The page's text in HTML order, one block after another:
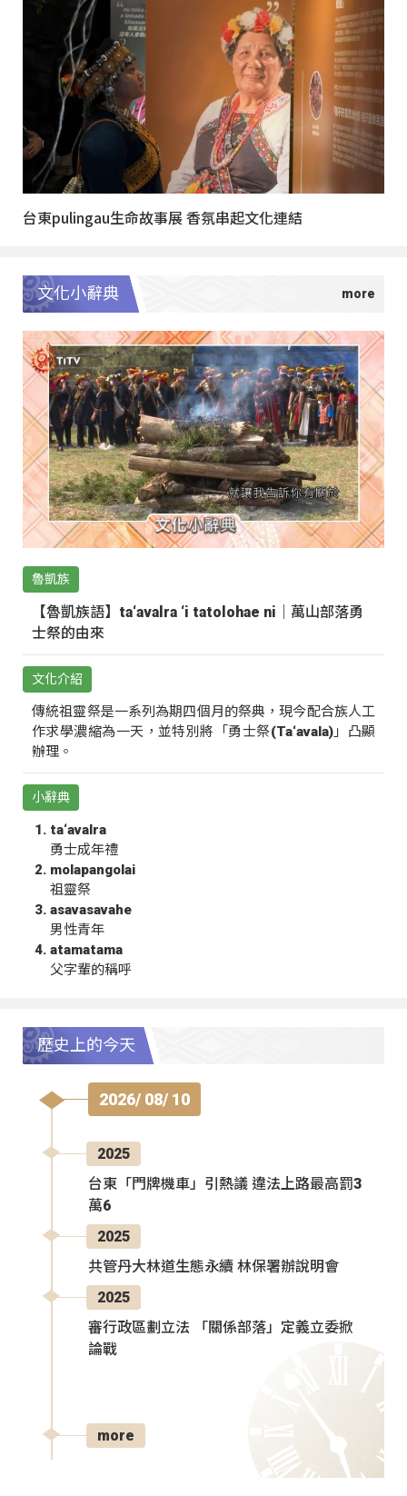
台東pulingau生命故事展 香氛串起文化連結
文化小辭典
魯凱族
【魯凱族語】ta‘avalra ‘i tatolohae ni｜萬山部落勇
士祭的由來
文化介紹
傳統祖靈祭是一系列為期四個月的祭典，現今配合族人工
作求學濃縮為一天，並特別將「勇士祭(Ta‘avala)」凸顯
辦理。
小辭典
ta‘avalra
勇士成年禮
molapangolai
祖靈祭
asavasavahe
男性青年
atamatama
父字輩的稱呼
歷史上的今天
2026/ 08/ 10
2025
台東「門牌機車」引熱議 違法上路最高罰3
萬6
2025
共管丹大林道生態永續 林保署辦說明會
2025
審行政區劃立法 「關係部落」定義立委掀
論戰
more